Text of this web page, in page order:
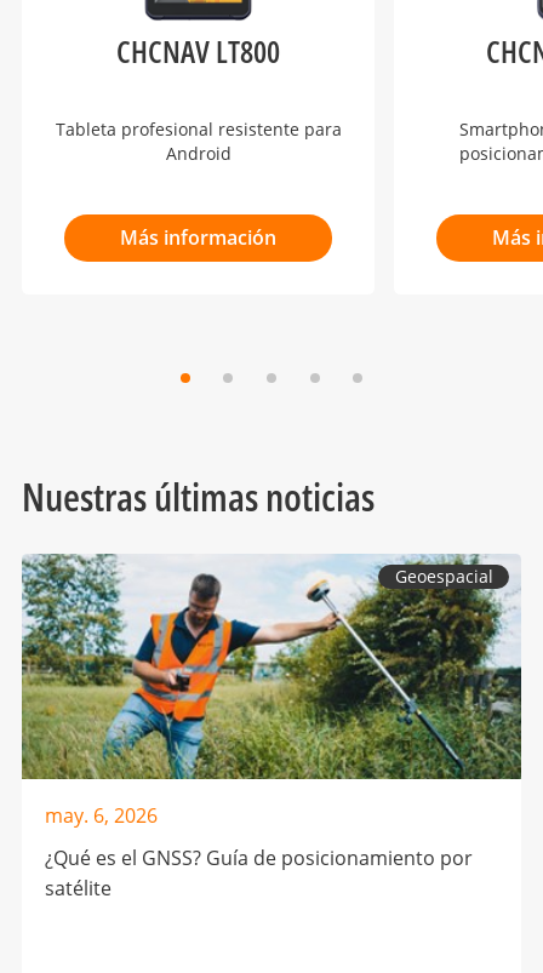
CHCNAV LT800
Tableta profesional resistente para
Android
Más información Más
Nuestras últimas noticias
Geoespacial
may. 6, 2026
¿Qué es el GNSS? Guía de posicionamiento por
satélite